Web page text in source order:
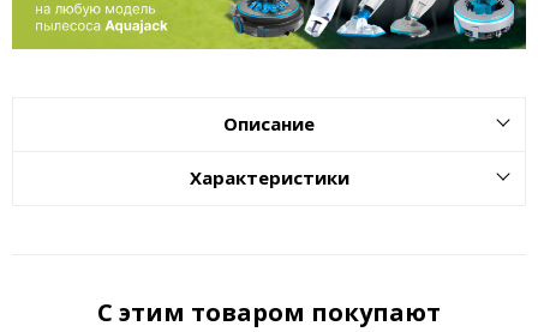
Описание
Характеристики
С этим товаром покупают